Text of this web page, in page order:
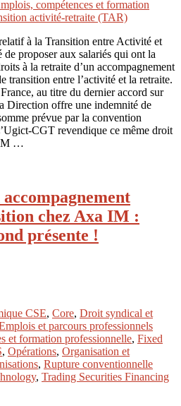
compétences et formation
activité-retraite (TAR)
à la Transition entre Activité et
proposer aux salariés qui ont la
à la retraite d’un accompagnement
transition entre l’activité et la retraite.
au titre du dernier accord sur
Direction offre une indemnité de
prévue par la convention
CGT revendique ce même droit
IM …
chez Axa IM :
présente !
CSE, Core, Droit syndical et
et parcours professionnels
et formation professionnelle, Fixed
, Opérations, Organisation et
, Rupture conventionnelle
, Trading Securities Financing